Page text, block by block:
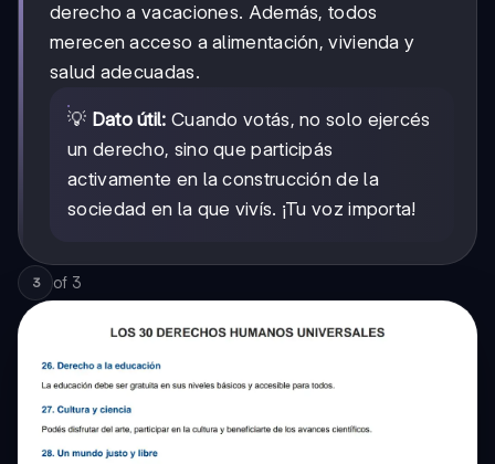
derecho a vacaciones. Además, todos
merecen acceso a alimentación, vivienda y
salud adecuadas.
💡 Dato útil: Cuando votás, no solo ejercés
un derecho, sino que participás
activamente en la construcción de la
sociedad en la que vivís. ¡Tu voz importa!
3 of 3